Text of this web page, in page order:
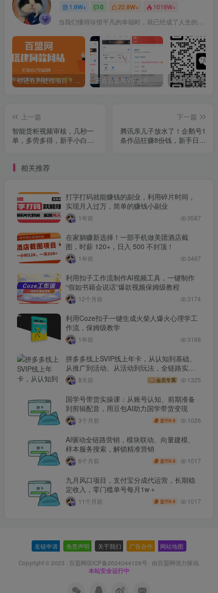
1.9W+ 0 22.8W+ 1019W+
当我们懂得珍惜平凡的幸福时，就已经成了人生的赢家
你还在到处找项目？还在当韭菜？我靠卖项目一个月收入5万+，曾经我也是个失败者。 开通百盟网VIP会员，尊享全站资源免费下载，享70%的推广提成！！【限时五折优惠】
上一篇
智能货柜视频审核，几秒一
单，多劳多得，新手小白一
下一篇
腾讯亲儿子放水了！企鹅号1
条作品狂赚8份钱，新手日入
相关推荐
打字打码就能赚钱的副业，利用碎片时间，
实现月入过万，简单的赚钱小副业
1年前 3587
在家躺赚新选择！一部手机做美团酒店截
图，时薪 120+，日入 500 不封顶！
1年前 3497
利用扣子工作流制作AI视频工具，一键制作
“假如书籍会说话”爆款视频保姆级教程
12个月前 3174
利用Coze扣子一键生成火柴人爆火心理学工
作流，保姆级教学
1年前 3168
拼多多线上SVIP线上年卡，从认知到基础、
从推广到活动、从活动到玩法，全链路实战
(260730)
8天前 会员专属 1325
国学号带货实操课：从账号认知、前期准备
到剪辑配音，用豆包AI助力国学带货变现
3个月前 盟币9.9 1026
AI驱动全链路营销，模块联动、向量建模、
样本服务搜索，解锁精准营销
6个月前 盟币9.9 1017
九月风口项目，支付宝分成代运营，长期稳
定收入，零门槛单号每月1w＋
11个月前 盟币9.9 1017
友链申请 免责声明 关于我们 广告合作 网站地图
Copyright © 2023 · 百盟网琼ICP备2024044128号 · 由百盟网强力驱动.
本站安全运行中